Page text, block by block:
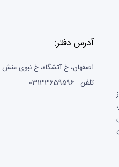
آدرس دفتر:
اصفهان، خ آتشگاه، خ نبوی منش
تلفن: 03133659596